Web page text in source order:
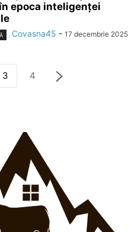
epoca inteligenței
Covasna45 - 17 decembrie 2025
3 4